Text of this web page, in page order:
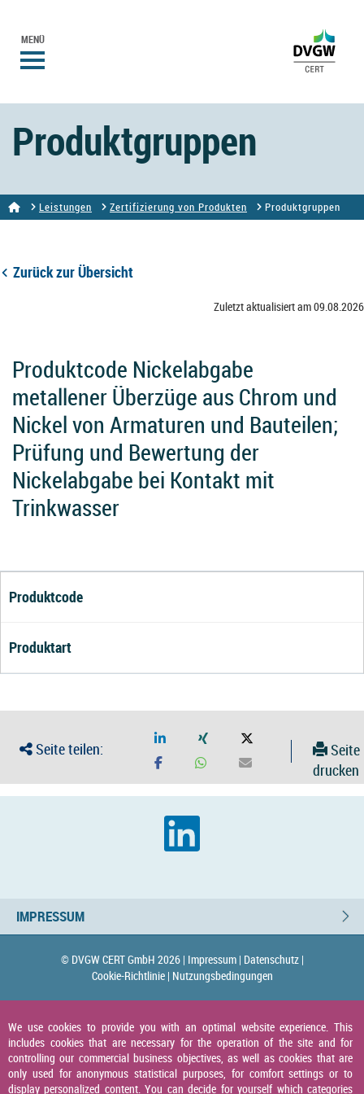
MENÜ
Produktgruppen
Leistungen Zertifizierung von Produkten Produktgruppen
Zurück zur Übersicht
Zuletzt aktualisiert am 09.08.2026
Produktcode Nickelabgabe
metallener Überzüge aus Chrom und
Nickel von Armaturen und Bauteilen;
Prüfung und Bewertung der
Nickelabgabe bei Kontakt mit
Trinkwasser
Produktcode
Produktart
Seite teilen:
Seite
drucken
IMPRESSUM
© DVGW CERT GmbH 2026 | Impressum | Datenschutz |
Cookie-Richtlinie | Nutzungsbedingungen
We use cookies to provide you with an optimal website experience. This
includes cookies that are necessary for the operation of the site and for
controlling our commercial business objectives, as well as cookies that are
only used for anonymous statistical purposes, for comfort settings or to
display personalized content. You can decide for yourself which categories